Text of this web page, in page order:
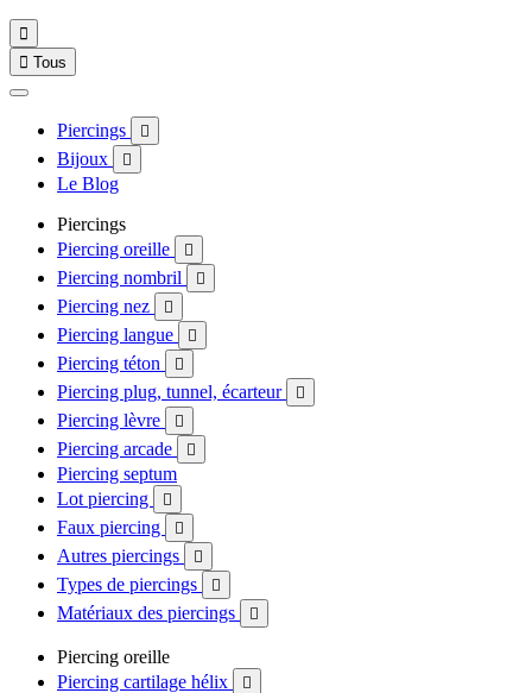

 Tous
Piercings 
Bijoux 
Le Blog
Piercings
Piercing oreille

Piercing nombril 
Piercing nez 
Piercing langue 
Piercing téton 
Piercing plug, tunnel, écarteur 
Piercing lèvre 
Piercing arcade 
Piercing septum
Lot piercing

Faux piercing 
Autres piercings 
Types de piercings 
Matériaux des piercings 
Piercing oreille
Piercing cartilage hélix
